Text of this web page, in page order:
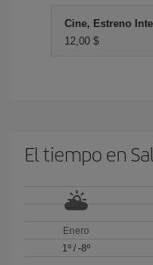
Cine, Estreno
12,00 $
El tiempo en
Enero
1º/ -8º